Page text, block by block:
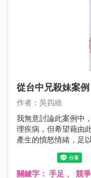
從台中兄殺妹案
作者：吳四維
我無意討論此案例中
理疾病，但希望藉由
產生的憤怒情緒，足
關鍵字： 手足 、 競爭